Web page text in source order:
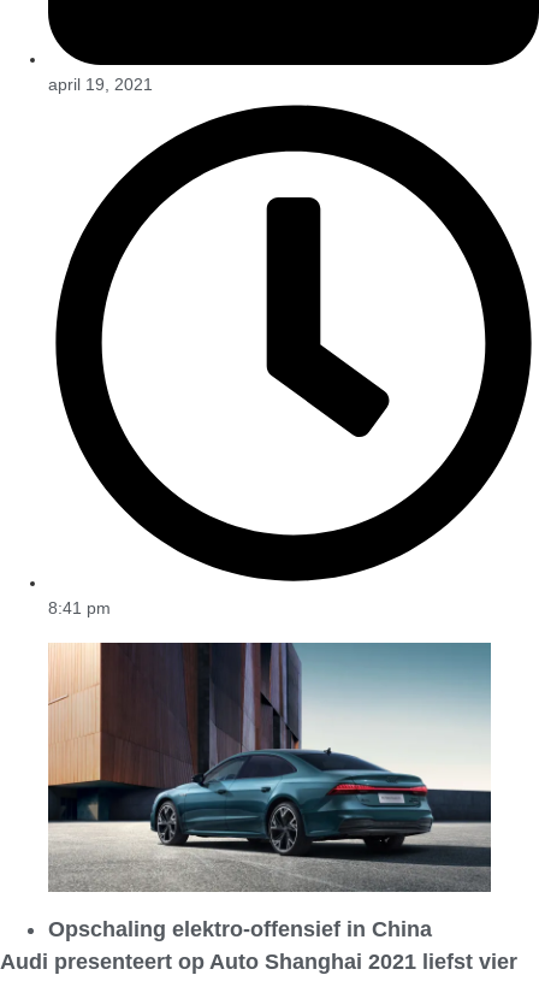
april 19, 2021
8:41 pm
Opschaling elektro-offensief in China
Audi presenteert op Auto Shanghai 2021 liefst vier